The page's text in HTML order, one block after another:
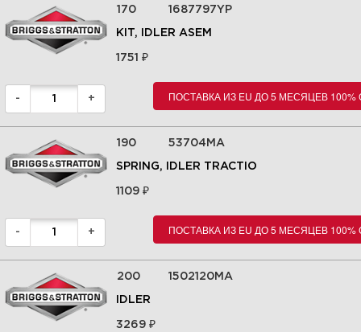
170 1687797YP
KIT, IDLER ASEM
1751₽
- + ПОСТАВКА ИЗ EU ДО 5 МЕСЯЦЕВ
190 53704MA
SPRING, IDLER TRACTIO
1109₽
- + ПОСТАВКА ИЗ EU ДО 5 МЕСЯЦЕВ
200 1502120MA
IDLER
3269₽